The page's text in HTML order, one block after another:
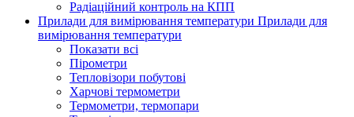
Радіаційний контроль на КПП
Прилади для вимірювання температури Прилади для
вимірювання температури
Показати всі
Пірометри
Тепловізори побутові
Харчові термометри
Термометри, термопари